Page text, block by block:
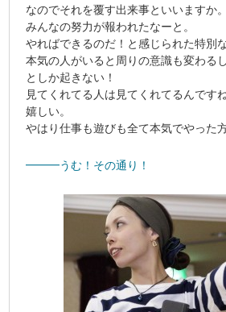
なのでそれを覆す出来事といいますか。
みんなの努力が報われたなーと。
やればできるのだ！と感じられた特別
本気の人がいると周りの意識も変わる
としか起きない！
見てくれてる人は見てくれてるんですね
嬉しい。
やはり仕事も遊びも全て本気でやった
━━━うむ！その通り！